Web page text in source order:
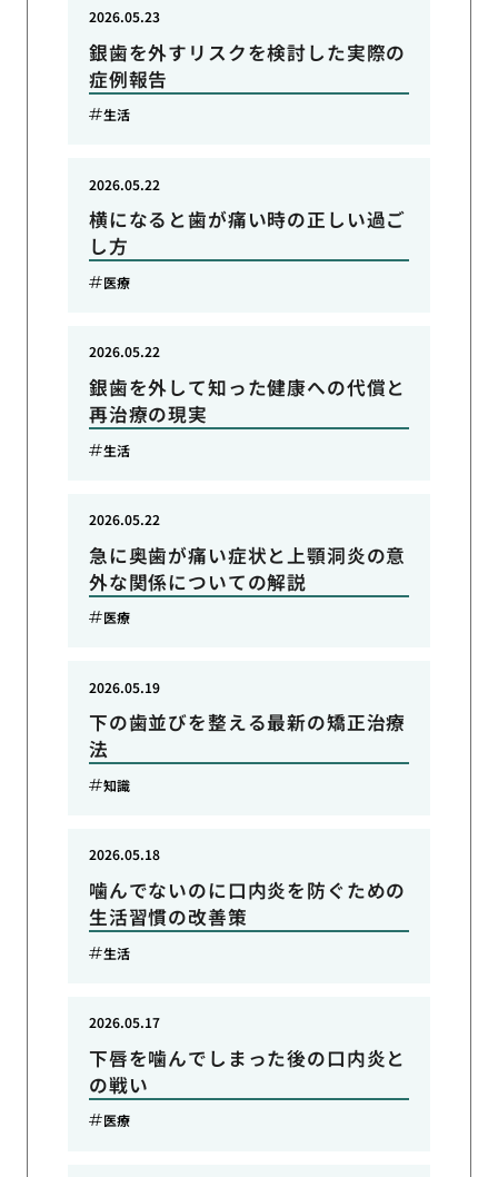
銀歯を外すリスクを検討した実際の
症例報告
2026.05.23
生活
横になると歯が痛い時の正しい過ご
し方
2026.05.22
医療
銀歯を外して知った健康への代償と
再治療の現実
2026.05.22
生活
急に奥歯が痛い症状と上顎洞炎の意
外な関係についての解説
2026.05.22
医療
下の歯並びを整える最新の矯正治療
法
2026.05.19
知識
噛んでないのに口内炎を防ぐための
生活習慣の改善策
2026.05.18
生活
下唇を噛んでしまった後の口内炎と
の戦い
2026.05.17
医療